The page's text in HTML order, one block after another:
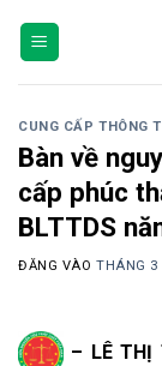
CUNG CẤP THÔNG
Bàn về
cấp phúc
BLTTDS
ĐĂNG VÀOTHÁNG 3
– LÊ THỊ